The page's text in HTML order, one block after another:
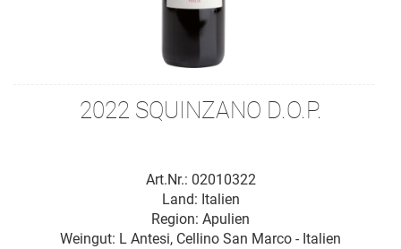
2022 SQUINZANO D.O.P.
Art.Nr.: 02010322
Land: Italien
Region: Apulien
Weingut: L Antesi, Cellino San Marco - Italien